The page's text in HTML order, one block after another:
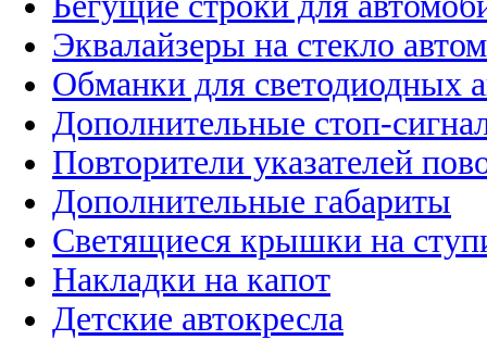
Эквалайзеры на стекло
Обманки для светодиодных
Дополнительные стоп-
Повторители указателей
Дополнительные габариты
Светящиеся крышки на
Накладки на капот
Детские автокресла